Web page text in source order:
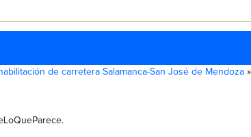
de carretera Salamanca-San José de Mendoza »